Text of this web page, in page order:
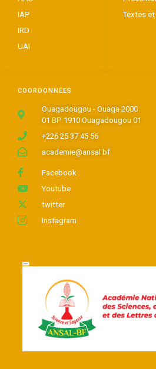
COORDONNÉES
Ouagadougou - Ouaga 2000
01 BP 1910 Ouagadougou 01
+226 25 37 45 56
academie@ansal.bf
Facebook
Youtube
twitter
Instagram
Textes
IAP
IRD
UAI